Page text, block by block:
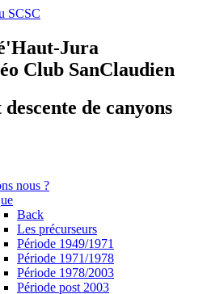
Jura
Club SanClaudien
de canyons
nous ?
Back
Les précurseurs
Période 1949/1971
Période 1971/1978
Période 1978/2003
Période post 2003